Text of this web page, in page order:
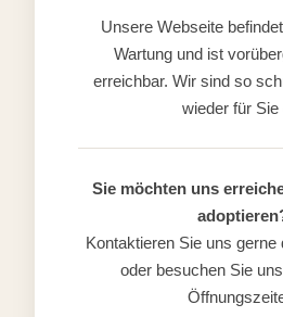
Unsere Webseite
Wartung und ist
erreichbar. Wir sind so
wieder für Sie
Sie möchten uns
Kontaktieren Sie uns gerne
oder besuchen Sie